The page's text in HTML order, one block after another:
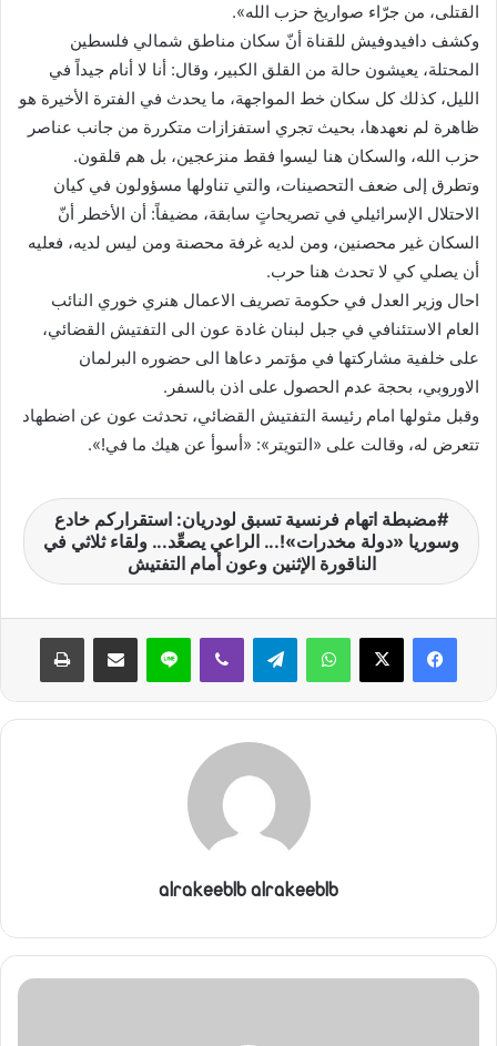
القتلى، من جرّاء صواريخ حزب الله».
وكشف دافيدوفيش للقناة أنّ سكان مناطق شمالي فلسطين
المحتلة، يعيشون حالة من القلق الكبير، وقال: أنا لا أنام جيداً في
الليل، كذلك كل سكان خط المواجهة، ما يحدث في الفترة الأخيرة هو
ظاهرة لم نعهدها، بحيث تجري استفزازات متكررة من جانب عناصر
حزب الله، والسكان هنا ليسوا فقط منزعجين، بل هم قلقون.
وتطرق إلى ضعف التحصينات، والتي تناولها مسؤولون في كيان
الاحتلال الإسرائيلي في تصريحاتٍ سابقة، مضيفاً: أن الأخطر أنّ
السكان غير محصنين، ومن لديه غرفة محصنة ومن ليس لديه، فعليه
أن يصلي كي لا تحدث هنا حرب.
احال وزير العدل في حكومة تصريف الاعمال هنري خوري النائب
العام الاستئنافي في جبل لبنان غادة عون الى التفتيش القضائي،
على خلفية مشاركتها في مؤتمر دعاها الى حضوره البرلمان
الاوروبي، بحجة عدم الحصول على اذن بالسفر.
وقبل مثولها امام رئيسة التفتيش القضائي، تحدثت عون عن اضطهاد
تتعرض له، وقالت على «التويتر»: «أسوأ عن هيك ما في!».
مضبطة اتهام فرنسية تسبق لودريان: استقراركم خادع
وسوريا «دولة مخدرات»!... الراعي يصعِّد... ولقاء ثلاثي في
الناقورة الإثنين وعون أمام التفتيش
واتساب لاين
alrakeeblb alrakeeblb